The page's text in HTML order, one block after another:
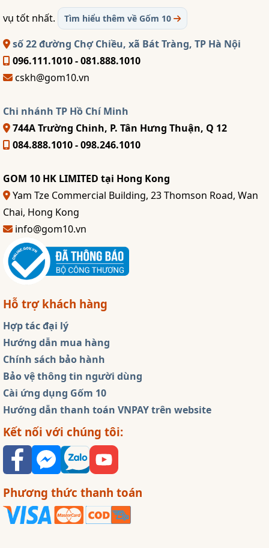
vụ tốt nhất.
Tìm hiểu thêm về Gốm 10
số 22 đường Chợ Chiều, xã Bát Tràng, TP Hà Nội
096.111.1010 - 081.888.1010
cskh@gom10.vn
Chi nhánh TP Hồ Chí Minh
744A Trường Chinh, P. Tân Hưng Thuận, Q 12
084.888.1010 - 098.246.1010
GOM 10 HK LIMITED tại Hong Kong
Yam Tze Commercial Building, 23 Thomson Road, Wan
Chai, Hong Kong
info@gom10.vn
Hỗ trợ khách hàng
Hợp tác đại lý
Hướng dẫn mua hàng
Chính sách bảo hành
Bảo vệ thông tin người dùng
Cài ứng dụng Gốm 10
Hướng dẫn thanh toán VNPAY trên website
Kết nối với chúng tôi:
Phương thức thanh toán